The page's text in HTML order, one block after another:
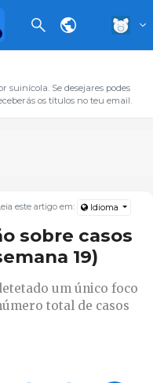
suinícola. Se desejares podes
os títulos no teu email.
este artigo em: Idioma
sobre casos
19)
um único foco
total de casos